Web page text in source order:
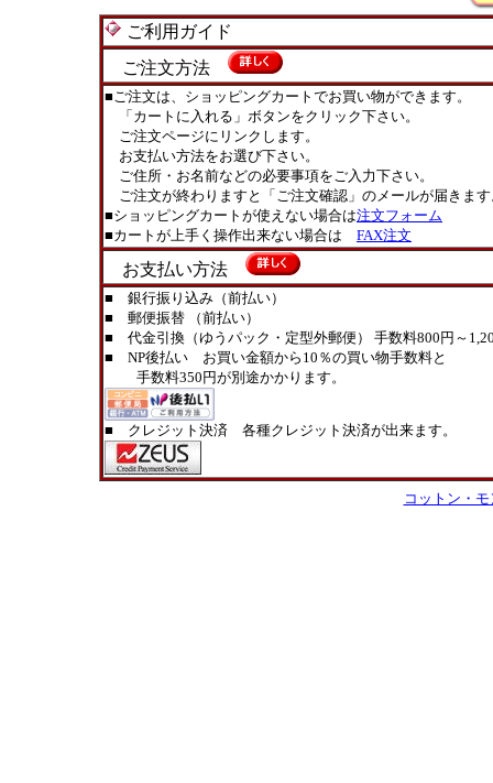
ご利用ガイド
ご注文方法
■ご注文は、ショッピングカートでお買い物ができます。
「カートに入れる」ボタンをクリック下さい。
ご注文ページにリンクします。
お支払い方法をお選び下さい。
ご住所・お名前などの必要事項をご入力下さい。
ご注文が終わりますと「ご注文確認」のメールが届きま
■ショッピングカートが使えない場合は注文フォーム
■カートが上手く操作出来ない場合は FAX注文
お支払い方法
■ 銀行振り込み（前払い）
■ 郵便振替 （前払い）
■ 代金引換（ゆうパック・定型外郵便） 手数料800円～
■ NP後払い お買い金額から10％の買い物手数料と
手数料350円が別途かかります。
■ クレジット決済 各種クレジット決済が出来ます。
コットン・